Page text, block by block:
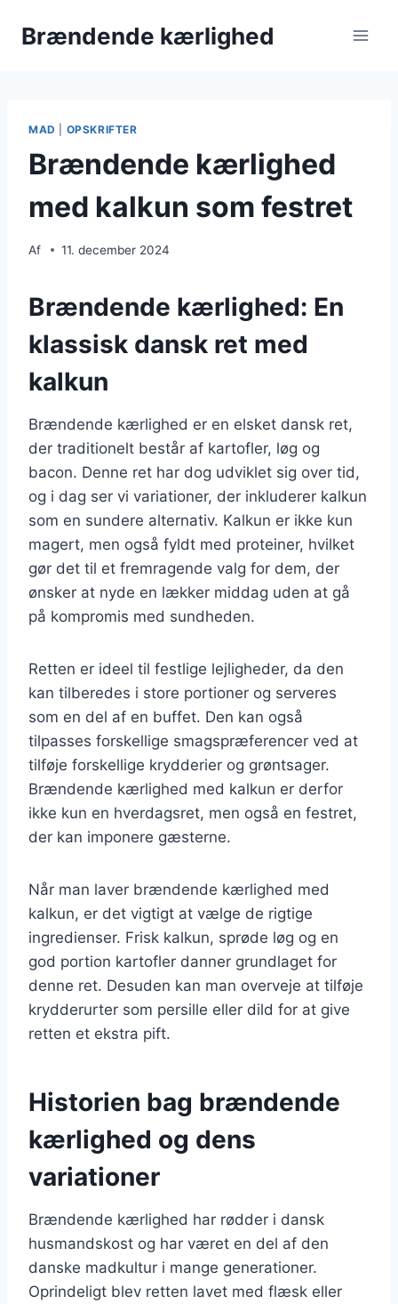
Brændende kærlighed
MAD OPSKRIFTER
Brændende kærlighed
med kalkun som festret
Af 11. december 2024
Brændende kærlighed: En
klassisk dansk ret med
kalkun
Brændende kærlighed er en elsket dansk ret,
der traditionelt består af kartofler, løg og
bacon. Denne ret har dog udviklet sig over tid,
og i dag ser vi variationer, der inkluderer kalkun
som en sundere alternativ. Kalkun er ikke kun
magert, men også fyldt med proteiner, hvilket
gør det til et fremragende valg for dem, der
ønsker at nyde en lækker middag uden at gå
på kompromis med sundheden.
Retten er ideel til festlige lejligheder, da den
kan tilberedes i store portioner og serveres
som en del af en buffet. Den kan også
tilpasses forskellige smagspræferencer ved at
tilføje forskellige krydderier og grøntsager.
Brændende kærlighed med kalkun er derfor
ikke kun en hverdagsret, men også en festret,
der kan imponere gæsterne.
Når man laver brændende kærlighed med
kalkun, er det vigtigt at vælge de rigtige
ingredienser. Frisk kalkun, sprøde løg og en
god portion kartofler danner grundlaget for
denne ret. Desuden kan man overveje at tilføje
krydderurter som persille eller dild for at give
retten et ekstra pift.
Historien bag brændende
kærlighed og dens
variationer
Brændende kærlighed har rødder i dansk
husmandskost og har været en del af den
danske madkultur i mange generationer.
Oprindeligt blev retten lavet med flæsk eller